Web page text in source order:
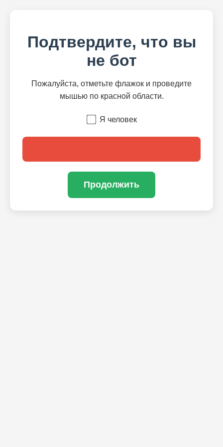
Подтвердите, что вы
не бот
Пожалуйста, отметьте флажок и проведите
мышью по красной области.
Я человек
Продолжить